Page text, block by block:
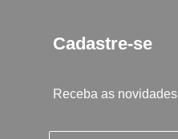
Cadastre-se
Receba as novidades